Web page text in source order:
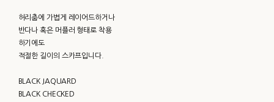
허리춤에 가볍게 레이어드하거나
반다나 혹은 머플러 형태로 착용
하기에도
적절한 길이의 스카프입니다.
BLACK JAQUARD
BLACK CHECKED